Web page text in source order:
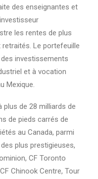
des enseignantes et
les rentes de plus
Le portefeuille
investissements
et à vocation
Mexique.
plus de 28 milliards de
de pieds carrés de
au Canada, parmi
plus prestigieuses,
CF Toronto
Chinook Centre, Tour